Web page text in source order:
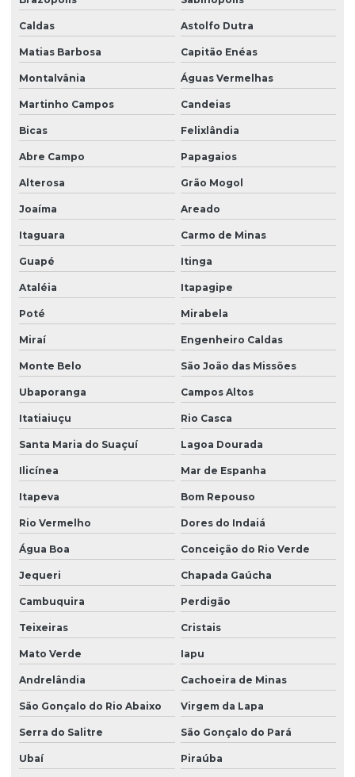
Caldas Astolfo Dutra
Matias Barbosa Capitão Enéas
Montalvânia Águas Vermelhas
Martinho Campos Candeias
Bicas Felixlândia
Abre Campo Papagaios
Alterosa Grão Mogol
Joaíma Areado
Itaguara Carmo de Minas
Guapé Itinga
Ataléia Itapagipe
Poté Mirabela
Miraí Engenheiro Caldas
Monte Belo São João das Missões
Ubaporanga Campos Altos
Itatiaiuçu Rio Casca
Santa Maria do Suaçuí Lagoa Dourada
Ilicínea Mar de Espanha
Itapeva Bom Repouso
Rio Vermelho Dores do Indaiá
Água Boa Conceição do Rio Verde
Jequeri Chapada Gaúcha
Cambuquira Perdigão
Teixeiras Cristais
Mato Verde Iapu
Andrelândia Cachoeira de Minas
São Gonçalo do Rio Abaixo Virgem da Lapa
Serra do Salitre São Gonçalo do Pará
Ubaí Piraúba